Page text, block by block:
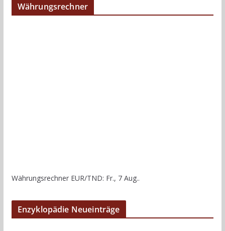
Währungsrechner
Währungsrechner EUR/TND: Fr., 7 Aug..
Enzyklopädie Neueinträge